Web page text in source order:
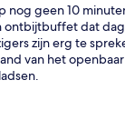
nog geen 10
dat
zijn erg te
van het